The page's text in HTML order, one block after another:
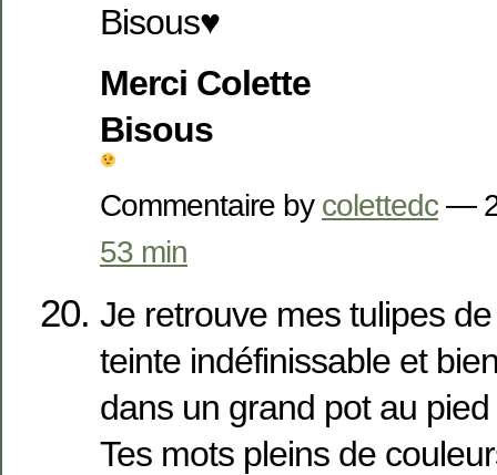
Bisous♥
Merci Colette
Bisous
Commentaire by colettedc—
53 min
Je retrouve mes tulipes
teinte indéfinissable et
dans un grand pot au
Tes mots pleins de